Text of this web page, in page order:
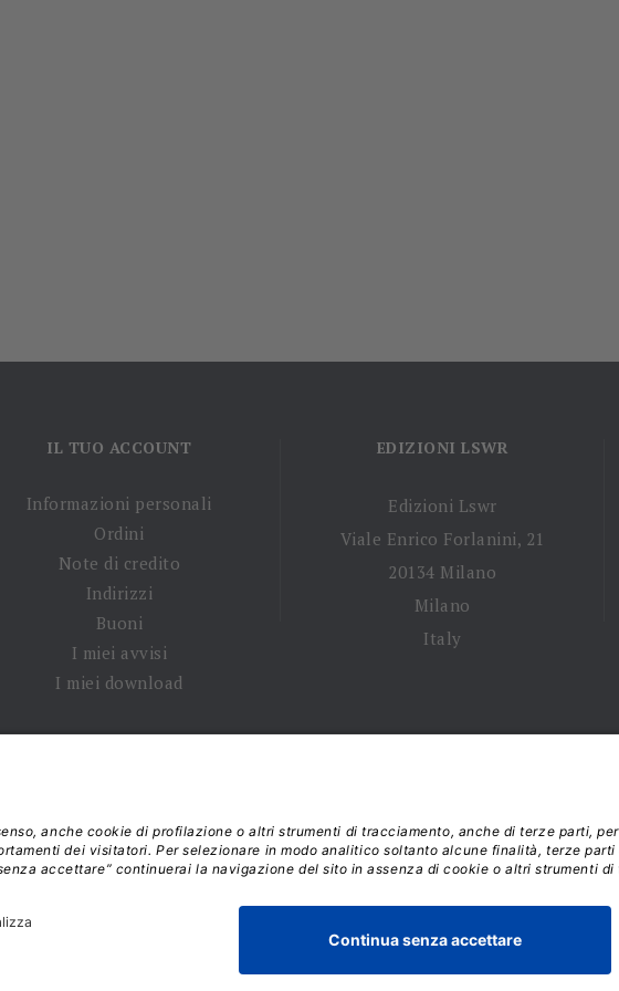
IL TUO ACCOUNT
Informazioni personali
Ordini
Note di credito
Indirizzi
Buoni
I miei avvisi
I miei download
EDIZIONI LSWR
Edizioni Lswr
Viale Enrico Forlanini, 21
20134 Milano
Milano
Italy
© 2026 - La Tribuna S.r.l. | P.IVA 01702840180 | C.F. 01107460337
Responsabile della Protezione dei Dati: dpo@lswr.it
Viale Enrico Forlanini, 21 - 20134 Milano (MI)